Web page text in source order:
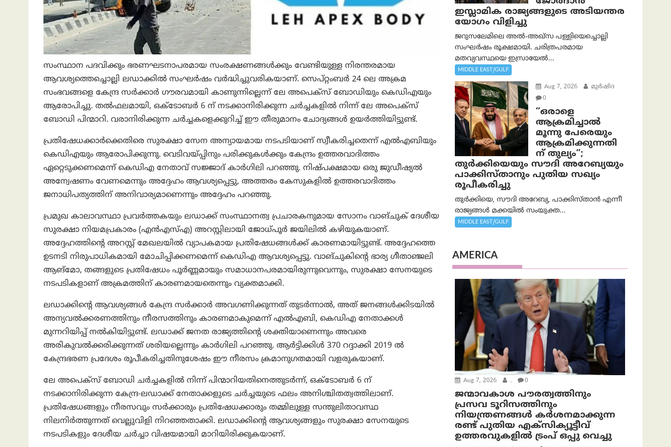
സംസ്ഥാന പദവിക്കും ഭരണഘടനാപരമായ സംരക്ഷണങ്ങൾക്കും വേണ്ടിയുള്ള നിരന്തരമായ
ആവശ്യത്തെച്ചൊല്ലി ലഡാക്കിൽ സംഘർഷം വർദ്ധിച്ചുവരികയാണ്. സെപ്റ്റംബർ 24 ലെ അക്രമ
സംഭവങ്ങളെ കേന്ദ്ര സർക്കാർ ഗൗരവമായി കാണുന്നില്ലെന്ന് ലേ അപെക്സ് ബോഡിയും കെഡിഎയും
ആരോപിച്ചു. തൽഫലമായി, ഒക്ടോബർ 6 ന് നടക്കാനിരിക്കുന്ന ചർച്ചകളിൽ നിന്ന് ലേ അപെക്സ്
ബോഡി പിന്മാറി. വരാനിരിക്കുന്ന ചർച്ചകളെക്കുറിച്ച് ഈ തീരുമാനം ചോദ്യങ്ങൾ ഉയർത്തിയിട്ടുണ്ട്.
പ്രതിഷേധക്കാർക്കെതിരെ സുരക്ഷാ സേന അന്യായമായ നടപടിയാണ് സ്വീകരിച്ചതെന്ന് എൽഎബിയും
കെഡിഎയും ആരോപിക്കുന്നു. വെടിവയ്പ്പിനും പരിക്കുകൾക്കും കേന്ദ്രം ഉത്തരവാദിത്തം
ഏറ്റെടുക്കണമെന്ന് കെഡിഎ നേതാവ് സജ്ജാദ് കാർഗിലി പറഞ്ഞു. നിഷ്പക്ഷമായ ഒരു ജുഡീഷ്യൽ
അന്വേഷണം വേണമെന്നും അദ്ദേഹം ആവശ്യപ്പെട്ടു, അത്തരം കേസുകളിൽ ഉത്തരവാദിത്തം
ജനാധിപത്യത്തിന് അനിവാര്യമാണെന്നും അദ്ദേഹം പറഞ്ഞു.
പ്രമുഖ കാലാവസ്ഥാ പ്രവർത്തകയും ലഡാക്ക് സംസ്ഥാനത്വ പ്രചാരകനുമായ സോനം വാങ്ചുക് ദേശീയ
സുരക്ഷാ നിയമപ്രകാരം (എൻ‌എസ്‌എ) അറസ്റ്റിലായി ജോധ്പൂർ ജയിലിൽ കഴിയുകയാണ്.
അദ്ദേഹത്തിന്റെ അറസ്റ്റ് മേഖലയിൽ വ്യാപകമായ പ്രതിഷേധങ്ങൾക്ക് കാരണമായിട്ടുണ്ട്. അദ്ദേഹത്തെ
ഉടനടി നിരുപാധികമായി മോചിപ്പിക്കണമെന്ന് കെ‌ഡി‌എ ആവശ്യപ്പെട്ടു. വാങ്ചുകിന്റെ ഭാര്യ ഗീതാഞ്ജലി
ആങ്‌മോ, തങ്ങളുടെ പ്രതിഷേധം പൂർണ്ണമായും സമാധാനപരമായിരുന്നുവെന്നും, സുരക്ഷാ സേനയുടെ
നടപടികളാണ് അക്രമത്തിന് കാരണമായതെന്നും വ്യക്തമാക്കി.
ലഡാക്കിന്റെ ആവശ്യങ്ങൾ കേന്ദ്ര സർക്കാർ അവഗണിക്കുന്നത് തുടർന്നാൽ, അത് ജനങ്ങൾക്കിടയിൽ
അന്യവൽക്കരണത്തിനും നീരസത്തിനും കാരണമാകുമെന്ന് എൽഎബി, കെഡിഎ നേതാക്കൾ
മുന്നറിയിപ്പ് നൽകിയിട്ടുണ്ട്. ലഡാക്ക് ജനത രാജ്യത്തിന്റെ ശക്തിയാണെന്നും അവരെ
അരികുവൽക്കരിക്കുന്നത് ശരിയല്ലെന്നും കാർഗിലി പറഞ്ഞു. ആർട്ടിക്കിൾ 370 റദ്ദാക്കി 2019 ൽ
കേന്ദ്രഭരണ പ്രദേശം രൂപീകരിച്ചതിനുശേഷം ഈ നീരസം ക്രമാനുഗതമായി വളരുകയാണ്.
ലേ അപെക്സ് ബോഡി ചർച്ചകളിൽ നിന്ന് പിന്മാറിയതിനെത്തുടർന്ന്, ഒക്ടോബർ 6 ന്
നടക്കാനിരിക്കുന്ന കേന്ദ്ര-ലഡാക്ക് നേതാക്കളുടെ ചർച്ചയുടെ ഫലം അനിശ്ചിതത്വത്തിലാണ്.
പ്രതിഷേധങ്ങളും നീരസവും സർക്കാരും പ്രതിഷേധക്കാരും തമ്മിലുള്ള സന്തുലിതാവസ്ഥ
നിലനിർത്തുന്നത് വെല്ലുവിളി നിറഞ്ഞതാക്കി. ലഡാക്കിന്റെ ആവശ്യങ്ങളും സുരക്ഷാ സേനയുടെ
നടപടികളും ദേശീയ ചർച്ചാ വിഷയമായി മാറിയിരിക്കുകയാണ്.
ഇസ്ലാമിക രാജ്യങ്ങളുടെ അടിയന്തര
യോഗം വിളിച്ചു
ജറുസലേമിലെ അൽ-അഖ്‌സ പള്ളിയെച്ചൊല്ലി
സംഘർഷം രൂക്ഷമായി. ചരിത്രപരമായ
മതവ്യവസ്ഥയെ ഇസ്രായേൽ...
MIDDLE EAST/GULF
Aug 7, 2026
മുര്‍ഷിദ
0
“ഒരാളെ
ആക്രമിച്ചാല്‍
മൂന്നു പേരെയും
ആക്രമിക്കുന്നതി
ന് തുല്യം”;
തുർക്കിയെയും സൗദി അറേബ്യയും
പാക്കിസ്താനും പുതിയ സഖ്യം
രൂപീകരിച്ചു
തുർക്കിയെ, സൗദി അറേബ്യ, പാക്കിസ്താന്‍ എന്നീ
രാജ്യങ്ങൾ മക്കയിൽ സംയുക്ത...
MIDDLE EAST/GULF
AMERICA
Aug 7, 2026 . 0
ജന്മാവകാശ പൗരത്വത്തിനും
പ്രസവ ടൂറിസത്തിനും
നിയന്ത്രണങ്ങൾ കർശനമാക്കുന്ന
രണ്ട് പുതിയ എക്സിക്യൂട്ടീവ്
ഉത്തരവുകളിൽ ട്രംപ് ഒപ്പു വെച്ചു